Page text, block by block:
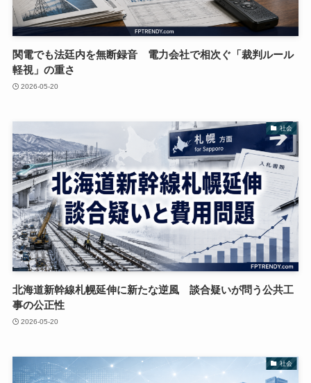
関電でも法廷内を無断録音 電力会社で相次ぐ「裁判ルール
軽視」の重さ
2026-05-20
社会
北海道新幹線札幌延伸に新たな逆風 談合疑いが問う公共工
事の公正性
2026-05-20
社会